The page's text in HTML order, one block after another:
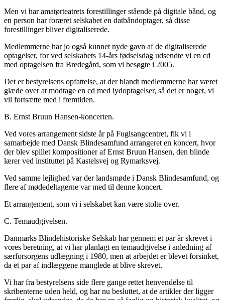
Men vi har amatørteatrets forestillinger stående på digitale bånd, og
en person har foræret selskabet en datbåndoptager, så disse
forestillinger bliver digitaliserede.
Medlemmerne har jo også kunnet nyde gavn af de digitaliserede
optagelser, for ved selskabets 14-års fødselsdag udsendte vi en cd
med optagelsen fra Bredegård, som vi besøgte i 2005.
Det er bestyrelsens opfattelse, at der blandt medlemmerne har været
glæde over at modtage en cd med lydoptagelser, så det er noget, vi
vil fortsætte med i fremtiden.
B. Ernst Bruun Hansen-koncerten.
Ved vores arrangement sidste år på Fuglsangcentret, fik vi i
samarbejde med Dansk Blindesamfund arrangeret en koncert, hvor
der blev spillet kompositioner af Ernst Bruun Hansen, den blinde
lærer ved instituttet på Kastelsvej og Rymarksvej.
Ved samme lejlighed var der landsmøde i Dansk Blindesamfund, og
flere af mødedeltagerne var med til denne koncert.
Et arrangement, som vi i selskabet kan være stolte over.
C. Temaudgivelsen.
Danmarks Blindehistoriske Selskab har gennem et par år skrevet i
vores beretning, at vi har planlagt en temaudgivelse i anledning af
særforsorgens udlægning i 1980, men at arbejdet er blevet forsinket,
da et par af indlæggene manglede at blive skrevet.
Vi har fra bestyrelsens side flere gange rettet henvendelse til
skribenterne uden held, og har nu besluttet, at de artikler der ligger